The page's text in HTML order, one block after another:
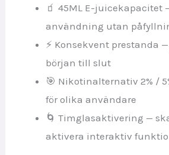
🧃 45ML E-juicekapacitet
användning utan
⚡ Konsekvent prestanda
början till slut
🎯 Nikotinalternativ 2% /
för olika användare
🌀 Timglasaktivering —
aktivera interaktiv